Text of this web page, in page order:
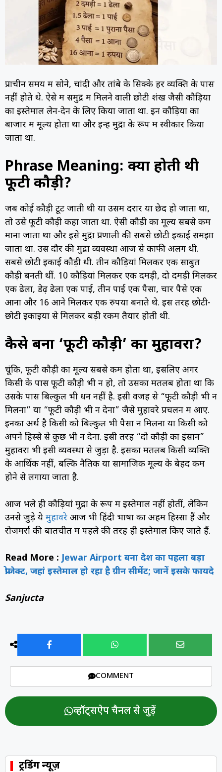
प्राचीन समय में सोने, चांदी और तांबे के सिक्के हर व्यक्ति के पास
नहीं होते थे. ऐसे में समुद्र में मिलने वाली छोटी शंख जैसी कौड़ियों
का इस्तेमाल लेन-देन के लिए किया जाता था. इन कौड़ियों का
बाजार में मूल्य होता था और इन्हें मुद्रा के रूप में स्वीकार किया
जाता था.
Phrase Meaning: क्या होती थी
फूटी कौड़ी?
जब कोई कौड़ी टूट जाती थी या उसमें दरार या छेद हो जाता था,
तो उसे फूटी कौड़ी कहा जाता था. ऐसी कौड़ी का मूल्य सबसे कम
माना जाता था और इसे मुद्रा प्रणाली की सबसे छोटी इकाई समझा
जाता था. उस दौर की मुद्रा व्यवस्था आज से काफी अलग थी.
सबसे छोटी इकाई कौड़ी थी. तीन कौड़ियां मिलकर एक साबुत
कौड़ी बनती थीं. 10 कौड़ियां मिलकर एक दमड़ी, दो दमड़ी मिलकर
एक ढेला, डेढ़ ढेला एक पाई, तीन पाई एक पैसा, चार पैसे एक
आना और 16 आने मिलकर एक रुपया बनाते थे. इस तरह छोटी-
छोटी इकाइयों से मिलकर बड़ी रकम तैयार होती थी.
कैसे बना ‘फूटी कौड़ी’ का मुहावरा?
चूंकि, फूटी कौड़ी का मूल्य सबसे कम होता था, इसलिए अगर
किसी के पास फूटी कौड़ी भी न हो, तो उसका मतलब होता था कि
उसके पास बिल्कुल भी धन नहीं है. इसी वजह से “फूटी कौड़ी भी न
मिलना” या “फूटी कौड़ी भी न देना” जैसे मुहावरे प्रचलन में आए.
इनका अर्थ है किसी को बिल्कुल भी पैसा न मिलना या किसी को
अपने हिस्से से कुछ भी न देना. इसी तरह “दो कौड़ी का इंसान”
मुहावरा भी इसी व्यवस्था से जुड़ा है. इसका मतलब किसी व्यक्ति
के आर्थिक नहीं, बल्कि नैतिक या सामाजिक मूल्य के बेहद कम
होने से लगाया जाता है.
आज भले ही कौड़ियां मुद्रा के रूप में इस्तेमाल नहीं होतीं, लेकिन
उनसे जुड़े ये मुहावरे आज भी हिंदी भाषा का अहम हिस्सा हैं और
रोजमर्रा की बातचीत में पहले की तरह ही इस्तेमाल किए जाते हैं.
Read More :Jewar Airport बना देश का पहला बड़ा
प्रोजेक्ट, जहां इस्तेमाल हो रहा है ग्रीन सीमेंट; जानें इसके फायदे
Sanjucta
COMMENT
व्हॉट्सऐप चैनल से जुड़ें
ट्रेंडिंग न्यूज़